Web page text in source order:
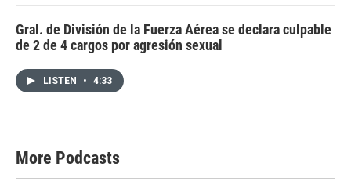
Gral. de División de la Fuerza Aérea se declara culpable
de 2 de 4 cargos por agresión sexual
LISTEN • 4:33
More Podcasts